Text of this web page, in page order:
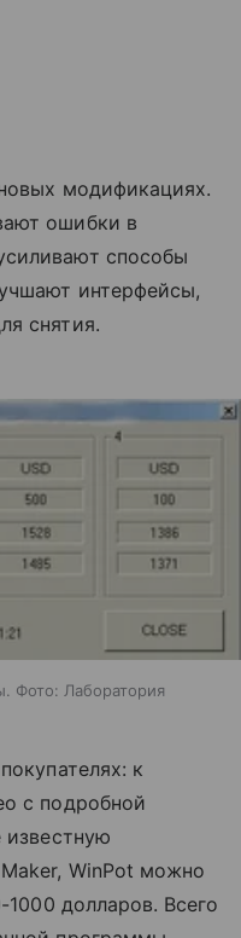
модификациях.
ошибки в
способы
интерфейсы,
снятия.
Фото: Лаборатория
к
с подробной
известную
WinPot можно
долларов. Всего